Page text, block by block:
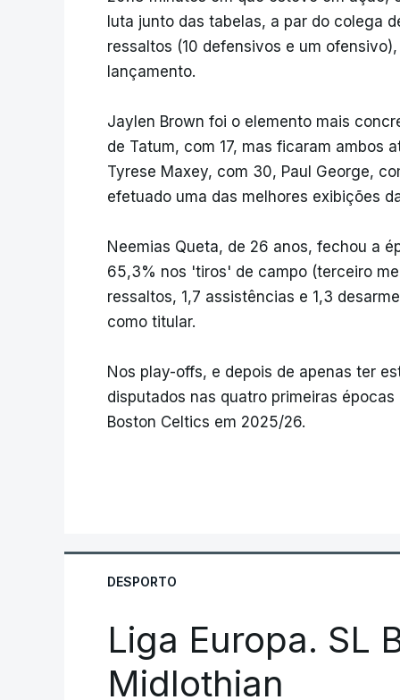
luta junto das tabelas, a par do colega
ressaltos (10 defensivos e um
lançamento.
Jaylen Brown foi o elemento mais
de Tatum, com 17, mas ficaram ambos
Tyrese Maxey, com 30, Paul George,
efetuado uma das melhores exibições
Neemias Queta, de 26 anos, fechou a
65,3% nos 'tiros' de campo (terceiro
ressaltos, 1,7 assistências e 1,3
como titular.
Nos play-offs, e depois de apenas ter
disputados nas quatro primeiras
Boston Celtics em 2025/26.
DESPORTO
Liga Europa. SL
Midlothian